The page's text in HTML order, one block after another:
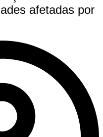
afetadas por